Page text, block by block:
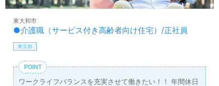
護】＊求人情報収集、将来的に検討の方も遠慮なく＊
LINE、メール、お電話などご希望に応じてお問い合わせ/ご
相談可能です。転職相談、求人紹介、年収交渉など完全無
あり！＞"転職支援"のプロと一緒に転職活動！お問い合わ
せお待ちしております。
●介護職（サービス付き高齢者向け住宅）/正社員
東大和市
東京都
POINT
ワークライフバランスを充実させて働きたい！！ 年間休日